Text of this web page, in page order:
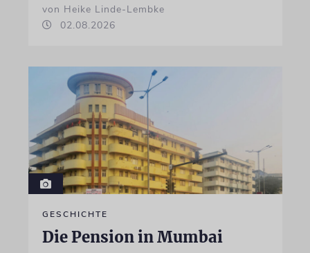
von Heike Linde-Lembke
02.08.2026
GESCHICHTE
Die Pension in Mumbai